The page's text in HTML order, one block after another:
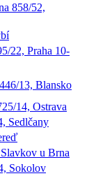
858/52,
22, Praha 10-
13, Blansko
14, Ostrava
Sedlčany
u Brna
Sokolov